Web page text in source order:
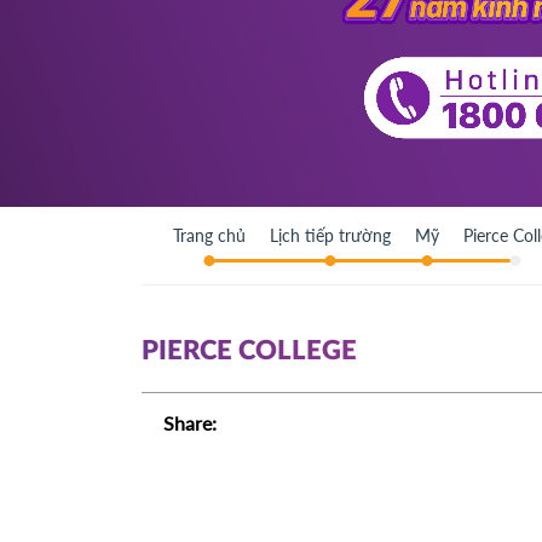
Trang chủ Lịch tiếp trường Mỹ Pierce
PIERCE COLLEGE
Share: